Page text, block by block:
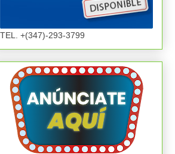
TEL. +(347)-293-3799